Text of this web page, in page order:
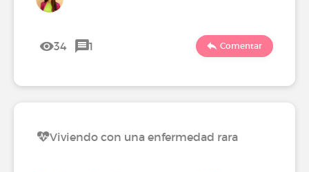
34 1 Comentar
Viviendo con una enfermedad rara